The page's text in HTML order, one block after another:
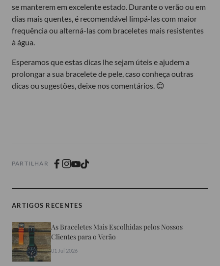
se manterem em excelente estado. Durante o verão ou em
dias mais quentes, é recomendável limpá-las com maior
frequência ou alterná-las com braceletes mais resistentes
à água.
Esperamos que estas dicas lhe sejam úteis e ajudem a
prolongar a sua bracelete de pele, caso conheça outras
dicas ou sugestões, deixe nos comentários. 😊
PARTILHAR
ARTIGOS RECENTES
As Braceletes Mais Escolhidas pelos Nossos
Clientes para o Verão
01 Jul 2026